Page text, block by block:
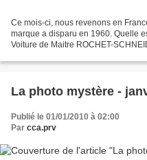
Ce mois-ci, nous revenons en
marque a disparu en 1960. Quelle
Voiture de Maitre ROCHET-
La photo mystère -
Publié le 01/01/2010 à 02:00
Par cca.prv